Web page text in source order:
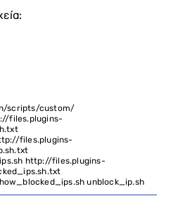
/scripts/custom/
://files.plugins-
://files.plugins-
.sh http://files.plugins-
.shunblock_ip.sh